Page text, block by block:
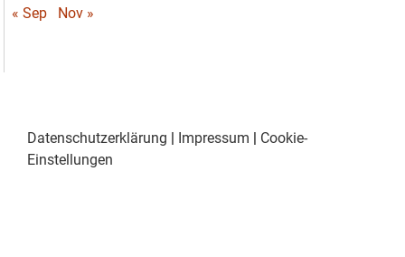
« Sep
Nov »
Datenschutzerklärung | Impressum | Cookie-
Einstellungen